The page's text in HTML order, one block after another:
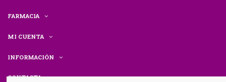
FARMACIA
MI CUENTA
INFORMACIÓN
CONTACTA